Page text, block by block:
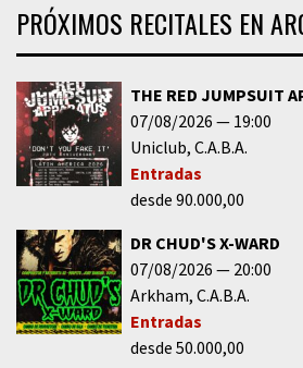
PRÓXIMOS RECITALES EN
THE RED JUMPSUIT
07/08/2026
19:00
Uniclub C.A.B.A.
Entradas
desde 90.000,00
DR CHUD'S X-WARD
07/08/2026
20:00
Arkham C.A.B.A.
Entradas
desde 50.000,00